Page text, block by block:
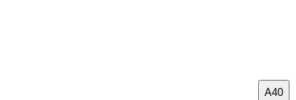
A40